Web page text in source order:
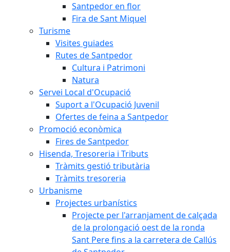
Santpedor en flor
Fira de Sant Miquel
Turisme
Visites guiades
Rutes de Santpedor
Cultura i Patrimoni
Natura
Servei Local d'Ocupació
Suport a l'Ocupació Juvenil
Ofertes de feina a Santpedor
Promoció econòmica
Fires de Santpedor
Hisenda, Tresoreria i Tributs
Tràmits gestió tributària
Tràmits tresoreria
Urbanisme
Projectes urbanístics
Projecte per l'arranjament de calçada
de la prolongació oest de la ronda
Sant Pere fins a la carretera de Callús